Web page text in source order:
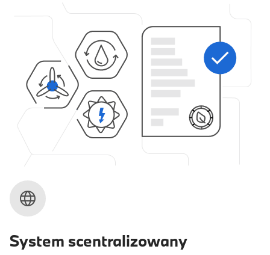
System scentralizowany